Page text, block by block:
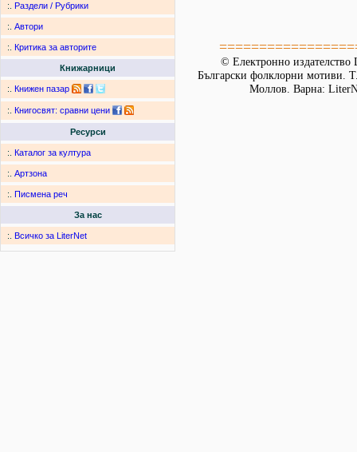
:. Раздели / Рубрики
:. Автори
:. Критика за авторите
Книжарници
:. Книжен пазар
:. Книгосвят: сравни цени
Ресурси
:. Каталог за култура
:. Артзона
:. Писмена реч
За нас
:. Всичко за LiterNet
© Електронно издателство
Български фолклорни мотиви.
Моллов. Варна: